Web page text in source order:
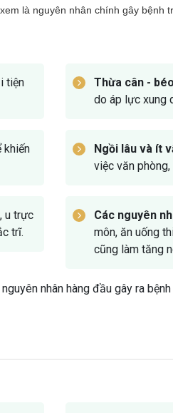
là nguyên nhân chính gây bệnh
tiện
Thừa cân -
do áp lực xung
khiến
Ngồi lâu và ít
việc văn
u trực
trĩ.
Các nguyên
môn, ăn uống
cũng làm tăng
nhân hàng đầu gây ra bệnh